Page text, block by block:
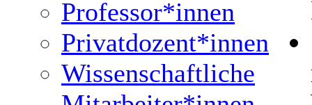
Professor*innen
Privatdozent*innen
Wissenschaftliche